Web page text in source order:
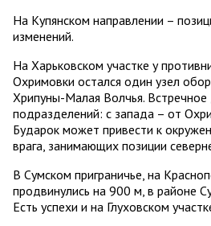
На Купянском направлении –
изменений.
На Харьковском участке у
Охримовки остался один узел
Хрипуны-Малая Волчья.
подразделений: с запада – от
Бударок может привести к
врага, занимающих позиции
В Сумском приграничье, на
продвинулись на 900 м, в районе
Есть успехи и на Глуховском